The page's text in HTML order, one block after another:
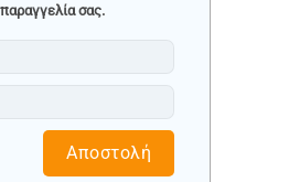
σας.
Αποστολή